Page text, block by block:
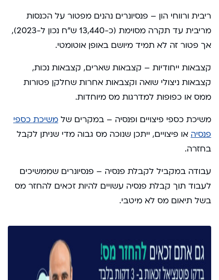
ריבית ורווחי הון – פנסיונרים נהנים מפטור על הכנסות
מריבית עד תקרה מסוימת (כ-13,440 ש”ח נכון ל-2023),
אך פטור זה לא תמיד מיושם באופן אוטומטי.
קצבאות ייחודיות – קצבאות שארים, קצבאות נכות,
קצבאות ניצולי שואה וקצבאות אחרות שחלקן פטורות
ממס או כפופות למדרגות מס מיוחדות.
משיכת כספי פיצויים ופנסיה – במקרים של משיכת כספי
פנסיה או פיצויים, ייתכן שנוכה מס גבוה מדי שניתן לקבל
בחזרה.
עבודה במקביל לקבלת פנסיה – פנסיונרים שממשיכים
לעבוד תוך קבלת פנסיה עשויים להיות זכאים להחזר מס
בשל תיאום מס לא מיטבי.